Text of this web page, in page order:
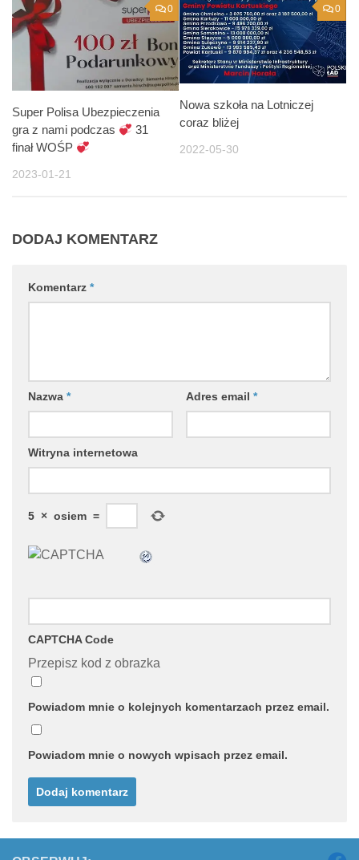
0
Super Polisa Ubezpieczenia
gra z nami podczas
31
finał WOŚP
2023-01-21
0
Nowa szkoła na Lotniczej
coraz bliżej
2022-05-30
DODAJ KOMENTARZ
Komentarz *
Nazwa * Adres email *
Witryna internetowa
5 × osiem =
CAPTCHA Code
Przepisz kod z obrazka
Powiadom mnie o kolejnych komentarzach przez email.
Powiadom mnie o nowych wpisach przez email.